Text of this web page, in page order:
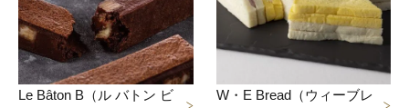
Le Bâton B（ル バトン ビ
W・E Bread（ウィーブレ